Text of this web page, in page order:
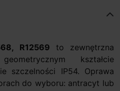
R12569 to zewnętrzna
kształcie
szczelności IP54. Oprawa
do wyboru: antracyt lub